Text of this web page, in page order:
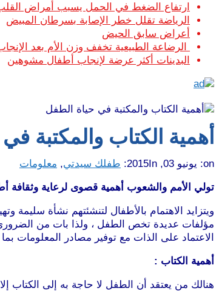
ارتفاع الضغط في الحمل يسبب أمراض
الرياضة تقلل خطر الإصابة بسرطان المبيض
أعراض سابق الحيض
الرضاعة الطبيعية تخفف وزن الأم بعد
البدينات أكثر عرضة لإنجاب أطفال مشوهين
أهمية الكتاب والمكتبة
on: يونيو 03, 2015 In: طفلك سيدتي, معلومات
تولي الأمم والشعوب أهمية قصوى لرعاية وثقافة
ويتزايد الاهتمام بالأطفال لتنشئتهم نشأة سليمة
مؤلفات عديدة تخص الطفل ، ولذا بات من الضروري
الاعتماد على الذات مع توفير مصادر المعلومات
أهمية الكتاب :
هنالك من يعتقد أن الطفل لا حاجة به إلى الكتاب